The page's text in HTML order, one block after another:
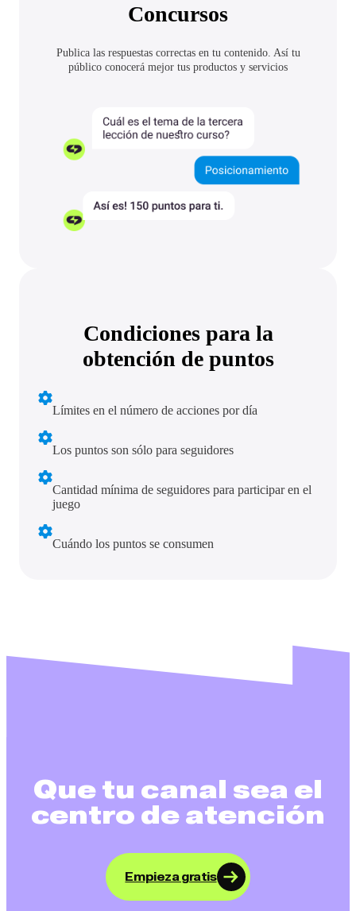
Concursos
Publica las respuestas correctas en tu contenido. Así tu
público conocerá mejor tus productos y servicios
Condiciones para la
obtención de puntos
Límites en el número de acciones por día
Los puntos son sólo para seguidores
Cantidad mínima de seguidores para participar en el
juego
Cuándo los puntos se consumen
Que tu canal sea el
centro de atención
Empieza gratis